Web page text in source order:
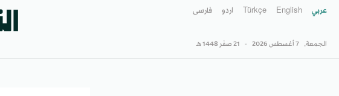
عربي English
Türkçe اردو فارسى
الجمعة, 7 أغسطس 2026 - 21 صفَر 1448 هـ